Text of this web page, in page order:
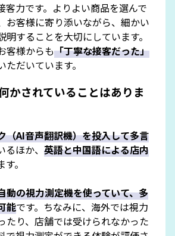
客力です。よりよい商品を選んで
お客様に寄り添いながら、細かい
明することを大切にしています。
客様からも「丁寧な接客だった」
だいています。
かされていることはありま
（AI音声翻訳機）を投入して多言
ほか、 英語と中国語による店内
。
動の視力測定機を使っていて、多
能です。ちなみに、海外では視力
たり、店舗では受けられなかった